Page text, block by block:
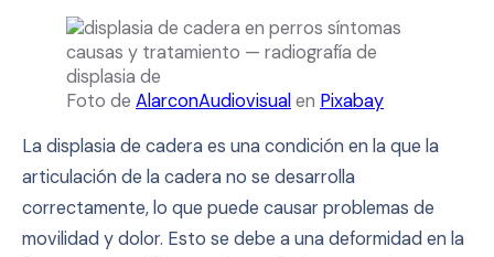
Foto de AlarconAudiovisual en Pixabay
La displasia de cadera es una condición en la que la
articulación de la cadera no se desarrolla
correctamente, lo que puede causar problemas de
movilidad y dolor. Esto se debe a una deformidad en la